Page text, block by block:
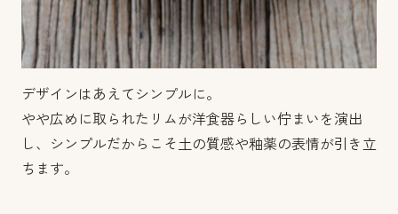
デザインはあえてシンプルに。
やや広めに取られたリムが洋食器らしい佇まいを演出
し、シンプルだからこそ土の質感や釉薬の表情が引き立
ちます。